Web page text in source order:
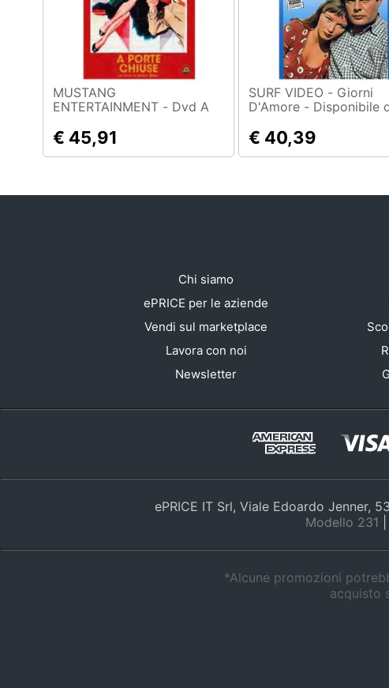
Animali
Motori
Libri, cd e dvd
Promozioni
MUSTANG
ENTERTAINMENT - Dvd A
€ 45,91
SURF VIDEO - Giorni
D'Amore - Disponibile
€ 40,39
Chi siamo
ePRICE per le aziende
Vendi sul marketplace
Lavora con noi
Newsletter
ePRICE IT Srl, Viale Edoardo Jenner,
Modello 231
*Alcune promozioni
acquisto